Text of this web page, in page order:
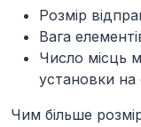
Розмір
Вага
Число місць
установки на
Чим більше